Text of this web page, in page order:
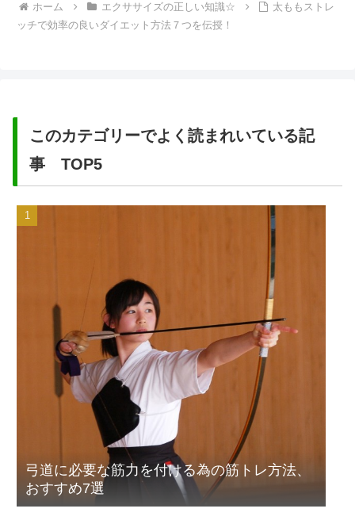
ホーム エクササイズの正しい知識☆
太ももストレ
ッチで効率の良いダイエット方法７つを伝授！
このカテゴリーでよく読まれいている記
事 TOP5
弓道に必要な筋力を付ける為の筋トレ方法、
おすすめ7選